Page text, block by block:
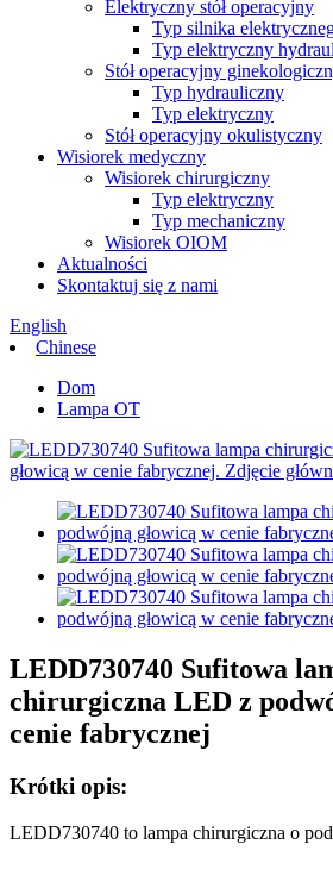
Elektryczny stół operacyjny
Typ silnika
Typ elektryczny
Stół operacyjny
Typ hydrauliczny
Typ elektryczny
Stół operacyjny okulistyczny
Wisiorek medyczny
Wisiorek chirurgiczny
Typ elektryczny
Typ mechaniczny
Wisiorek OIOM
Aktualności
Skontaktuj się z nami
English
Chinese
Dom
Lampa OT
LEDD730740 Sufitowa
chirurgiczna LED z
cenie fabrycznej
Krótki opis:
LEDD730740 to lampa chirurgiczna o